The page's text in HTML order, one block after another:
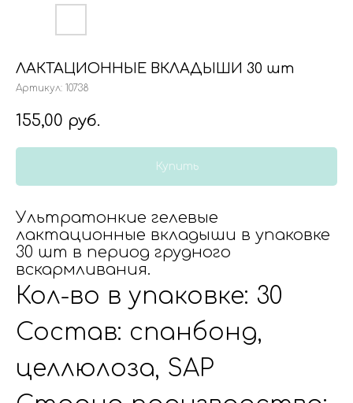
ЛАКТАЦИОННЫЕ ВКЛАДЫШИ 30 шт
Артикул: 10738
155,00 руб.
Купить
Ультратонкие гелевые
лактационные вкладыши в упаковке
30 шт в период грудного
вскармливания.
Кол-во в упаковке: 30
Состав: спанбонд,
целлюлоза, SAP